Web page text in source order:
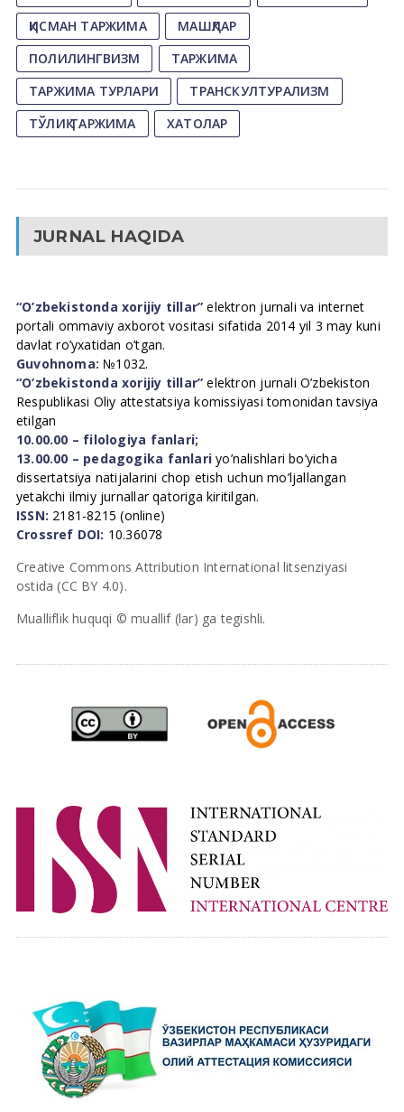
ҚИСМАН ТАРЖИМА
МАШҚЛАР
ПОЛИЛИНГВИЗМ
ТАРЖИМА
ТАРЖИМА ТУРЛАРИ
ТРАНСКУЛТУРАЛИЗМ
ТЎЛИҚ ТАРЖИМА
ХАТОЛАР
JURNAL HAQIDA
“O’zbekistonda xorijiy tillar” elektron jurnali va internet
portali ommaviy axborot vositasi sifatida 2014 yil 3 may kuni
davlat ro’yxatidan o’tgan.
Guvohnoma: №1032.
“O’zbekistonda xorijiy tillar” elektron jurnali O’zbekiston
Respublikasi Oliy attestatsiya komissiyasi tomonidan tavsiya
etilgan
10.00.00 – filologiya fanlari;
13.00.00 – pedagogika fanlari yo’nalishlari bo’yicha
dissertatsiya natijalarini chop etish uchun mo’ljallangan
yetakchi ilmiy jurnallar qatoriga kiritilgan.
ISSN: 2181-8215 (online)
Crossref DOI: 10.36078
Creative Commons Attribution International litsenziyasi
ostida (CC BY 4.0).
Mualliflik huquqi © muallif (lar) ga tegishli.